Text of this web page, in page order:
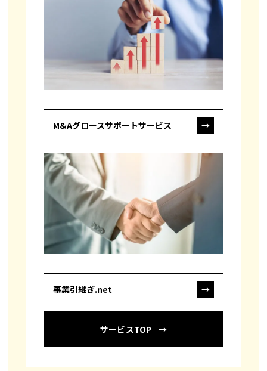
M&Aグロースサポートサービス →
事業引継ぎ.net →
サービスTOP